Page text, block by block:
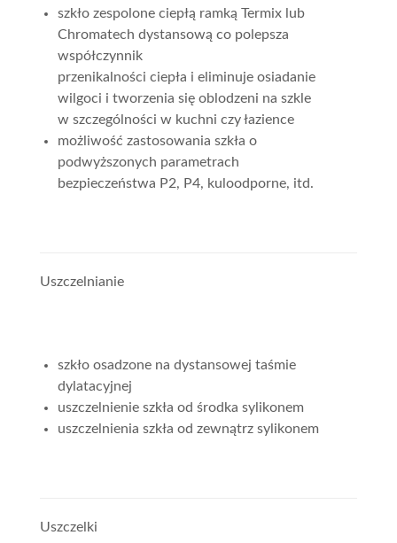
szkło zespolone ciepłą ramką Termix lub
Chromatech dystansową co polepsza
współczynnik
przenikalności ciepła i eliminuje osiadanie
wilgoci i tworzenia się oblodzeni na szkle
w szczególności w kuchni czy łazience
możliwość zastosowania szkła o
podwyższonych parametrach
bezpieczeństwa P2, P4, kuloodporne, itd.
Uszczelnianie
szkło osadzone na dystansowej taśmie
dylatacyjnej
uszczelnienie szkła od środka sylikonem
uszczelnienia szkła od zewnątrz sylikonem
Uszczelki